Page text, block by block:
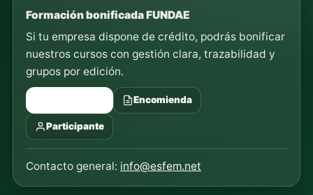
Formación bonificada FUNDAE
Si tu empresa dispone de crédito, podrás bonificar
nuestros cursos con gestión clara, trazabilidad y
grupos por edición.
Encomienda
Participante
Contacto general: info@esfem.net